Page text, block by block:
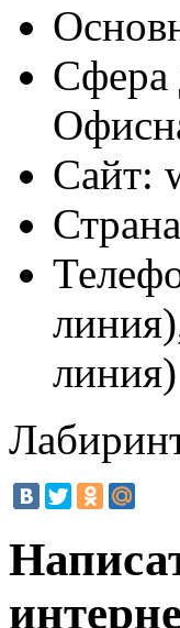
Сфера
Сайт:
линия)